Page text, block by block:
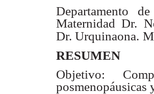
Departamento
Maternidad Dr.
Dr. Urquinaona.
RESUMEN
Objetivo:
posmenopáusicas